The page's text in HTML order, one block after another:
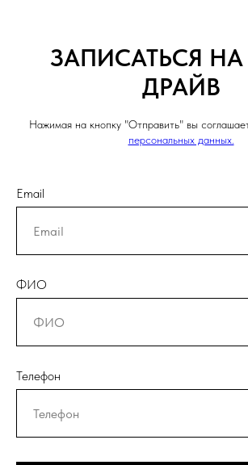
ЗАПИСАТЬСЯ НА
ДРАЙВ
Нажимая на кнопку "Отправить" вы
персональных данных.
Email
ФИО
Телефон